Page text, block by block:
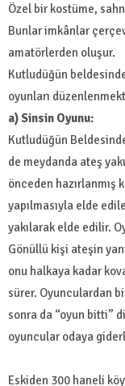
Özel bir kostüme,
Bunlar imkânlar
amatörlerden oluşur.
Kutludüğün
oyunları
a) Sinsin Oyunu:
Kutludüğün
de meydanda ateş
önceden hazırlanmış
yapılmasıyla elde
yakılarak elde edilir.
Gönüllü kişi ateşin
onu halkaya kadar
sürer. Oyunculardan
sonra da “oyun bitti”
oyuncular odaya
Eskiden 300 haneli